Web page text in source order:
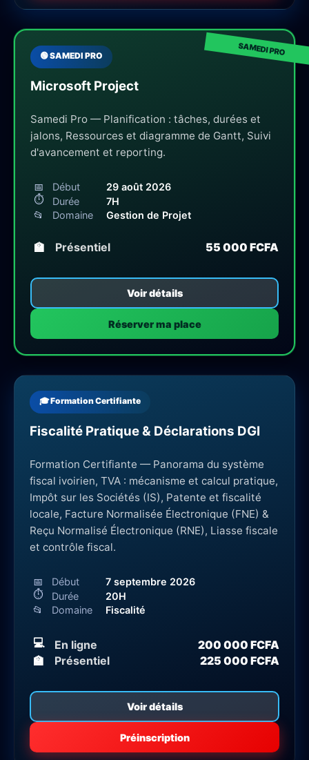
🟢 SAMEDI PRO
Microsoft Project
Samedi Pro — Planification : tâches, durées et
jalons, Ressources et diagramme de Gantt, Suivi
d'avancement et reporting.
📅 Début
29 août 2026
⏱
Durée
7H
📂
Domaine Gestion de Projet
🏫 Présentiel 55 000 FCFA
Voir détails
Réserver ma place
🎓 Formation Certifiante
Fiscalité Pratique & Déclarations DGI
Formation Certifiante — Panorama du système
fiscal ivoirien, TVA : mécanisme et calcul pratique,
Impôt sur les Sociétés (IS), Patente et fiscalité
locale, Facture Normalisée Électronique (FNE) &
Reçu Normalisé Électronique (RNE), Liasse fiscale
et contrôle fiscal.
📅 Début
7 septembre 2026
⏱
Durée
20H
📂
Domaine Fiscalité
💻 En ligne
200 000 FCFA
🏫
Présentiel 225 000 FCFA
Voir détails
Préinscription